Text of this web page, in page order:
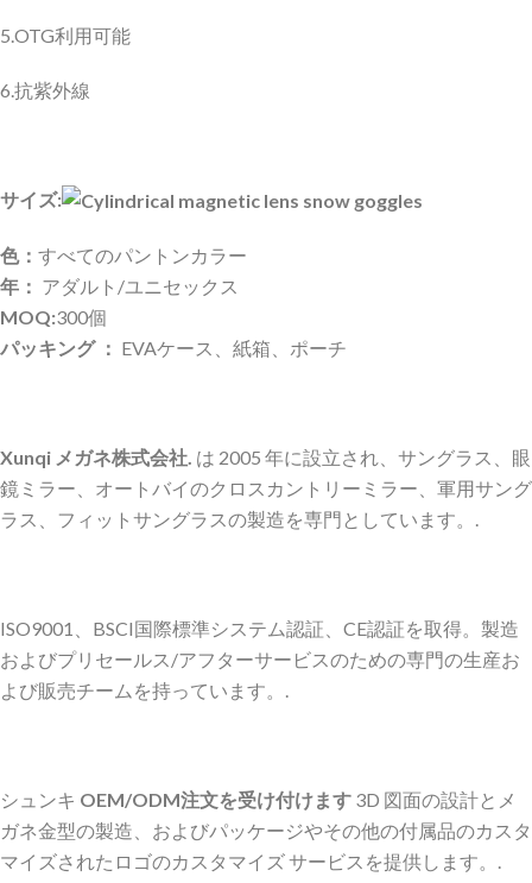
5.OTG利用可能
6.抗紫外線
サイズ:
色： すべてのパントンカラー
年： アダルト/ユニセックス
MOQ:300個
パッキング ： EVAケース、紙箱、ポーチ
Xunqi メガネ株式会社. は 2005 年に設立され、サングラス、眼
鏡ミラー、オートバイのクロスカントリーミラー、軍用サング
ラス、フィットサングラスの製造を専門としています。.
ISO9001、BSCI国際標準システム認証、CE認証を取得。製造
およびプリセールス/アフターサービスのための専門の生産お
よび販売チームを持っています。.
シュンキ OEM/ODM注文を受け付けます 3D 図面の設計とメ
ガネ金型の製造、およびパッケージやその他の付属品のカスタ
マイズされたロゴのカスタマイズ サービスを提供します。.